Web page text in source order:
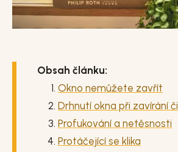
Obsah článku:
Okno nemůžete zavřít
Drhnutí okna při zavírání
Profukování a netěsnosti
Protáčející se klika